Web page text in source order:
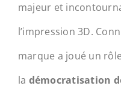
majeur et
l’impression 3D.
marque a joué un
la démocratisation